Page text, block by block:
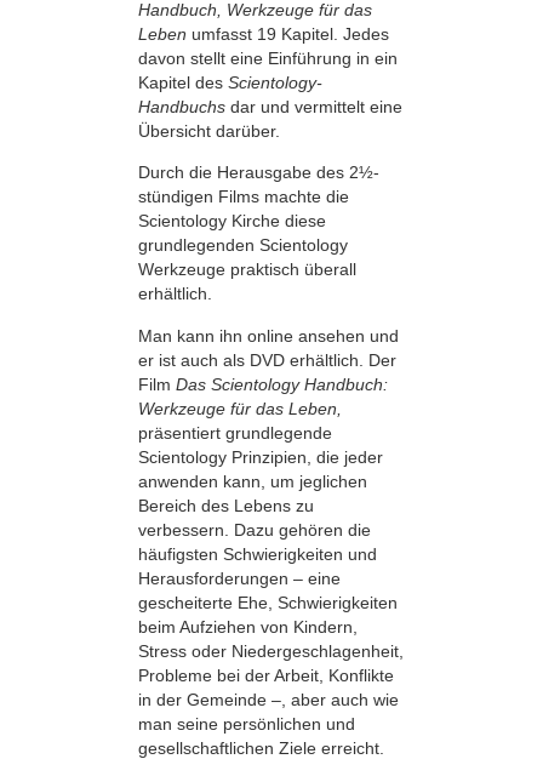
Handbuch, Werkzeuge für das
Leben umfasst 19 Kapitel. Jedes
davon stellt eine Einführung in ein
Kapitel des Scientology-
Handbuchs dar und vermittelt eine
Übersicht darüber.
Durch die Herausgabe des 2½-
stündigen Films machte die
Scientology Kirche diese
grundlegenden Scientology
Werkzeuge praktisch überall
erhältlich.
Man kann ihn online ansehen und
er ist auch als DVD erhältlich. Der
Film Das Scientology Handbuch:
Werkzeuge für das Leben,
präsentiert grundlegende
Scientology Prinzipien, die jeder
anwenden kann, um jeglichen
Bereich des Lebens zu
verbessern. Dazu gehören die
häufigsten Schwierigkeiten und
Herausforderungen – eine
gescheiterte Ehe, Schwierigkeiten
beim Aufziehen von Kindern,
Stress oder Niedergeschlagenheit,
Probleme bei der Arbeit, Konflikte
in der Gemeinde –, aber auch wie
man seine persönlichen und
gesellschaftlichen Ziele erreicht.